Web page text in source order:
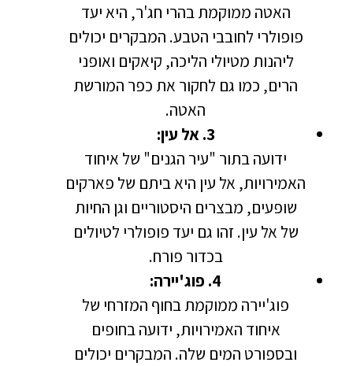
האטה ממוקמת בהרי חג'ר, היא יעד
פופולרי לחובבי הטבע. המבקרים יכולים
ליהנות מטיולי הליכה, קיאקים ואופני
הרים, כמו גם לחקור את כפר המורשת
האטה.
3. אל עין:
ידועה בתור "עיר הגנים" של איחוד
האמירויות, אל עין היא ביתם של פארקים
שופעים, מבצרים היסטוריים וגן החיות
של אל עין. זהו גם יעד פופולרי לטיולים
בכדור פורח.
4. פוג'יירה:
פוג'יירה ממוקמת בחוף המזרחי של
איחוד האמירויות, ידועה בחופים
ובספורט המים שלה. המבקרים יכולים